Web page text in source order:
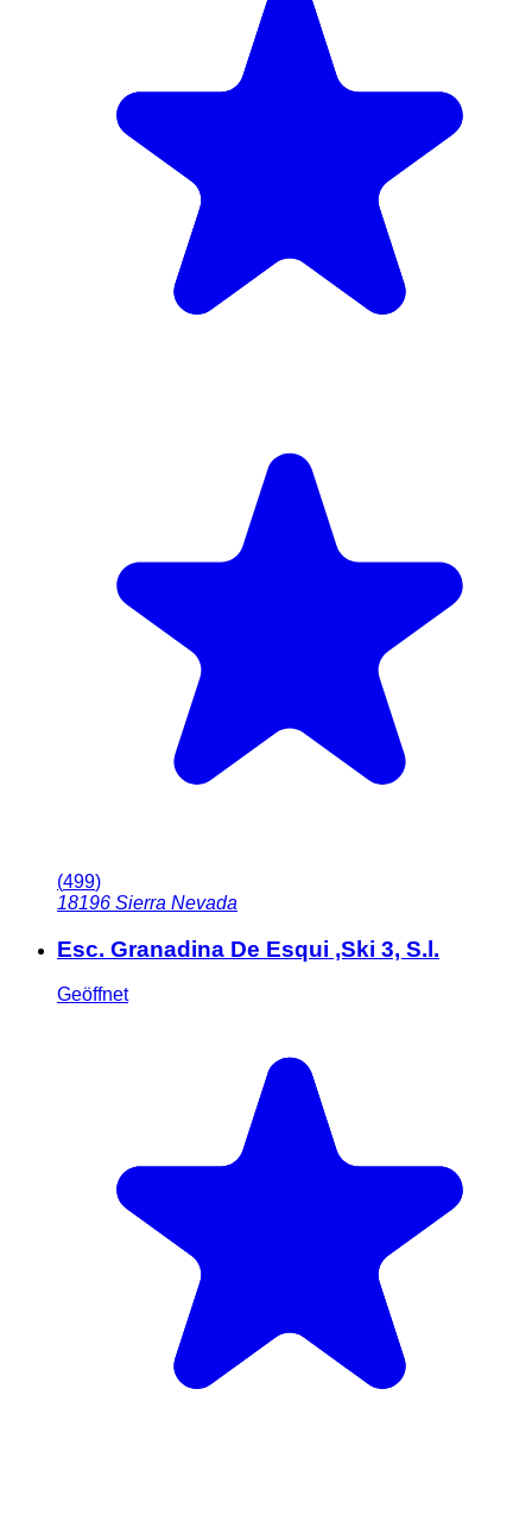
(499)
18196 Sierra Nevada
Esc. Granadina De Esqui ,Ski 3, S.l.
Geöffnet